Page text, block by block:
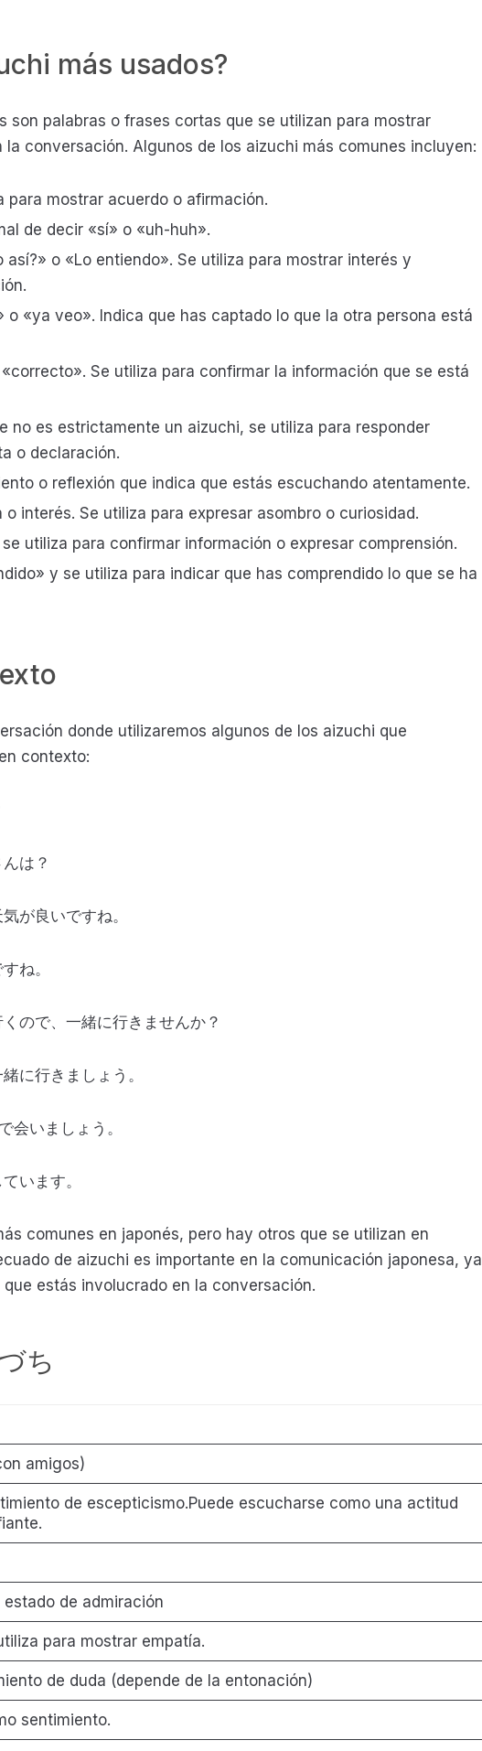
más usados?
son palabras o frases cortas que se utilizan para mostrar
conversación. Algunos de los aizuchi más comunes incluyen:
para mostrar acuerdo o afirmación.
de decir «sí» o «uh-huh».
así?» o «Lo entiendo». Se utiliza para mostrar interés y
o «ya veo». Indica que has captado lo que la otra persona está
Se utiliza para confirmar la información que se está
no es estrictamente un aizuchi, se utiliza para responder
o declaración.
o reflexión que indica que estás escuchando atentamente.
o interés. Se utiliza para expresar asombro o curiosidad.
utiliza para confirmar información o expresar comprensión.
y se utiliza para indicar que has comprendido lo que se ha
donde utilizaremos algunos de los aizuchi que
contexto:
は？
が良いですね。
ね。
ので、一緒に行きませんか？
に行きましょう。
会いましょう。
います。
comunes en japonés, pero hay otros que se utilizan en
de aizuchi es importante en la comunicación japonesa, ya
estás involucrado en la conversación.
ち
amigos)
de escepticismo.Puede escucharse como una actitud
de admiración
para mostrar empatía.
de duda (depende de la entonación)
sentimiento.